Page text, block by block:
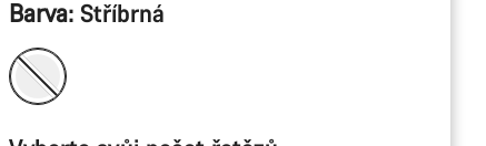
Konfigurace
produktu
Barva: Stříbrná